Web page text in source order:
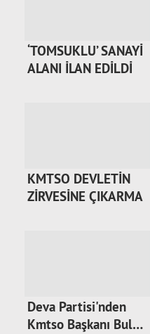
‘TOMSUKLU’ SANAYİ
ALANI İLAN EDİLDİ
KMTSO DEVLETİN
ZİRVESİNE ÇIKARMA
Deva Partisi'nden
Kmtso Başkanı Bul…